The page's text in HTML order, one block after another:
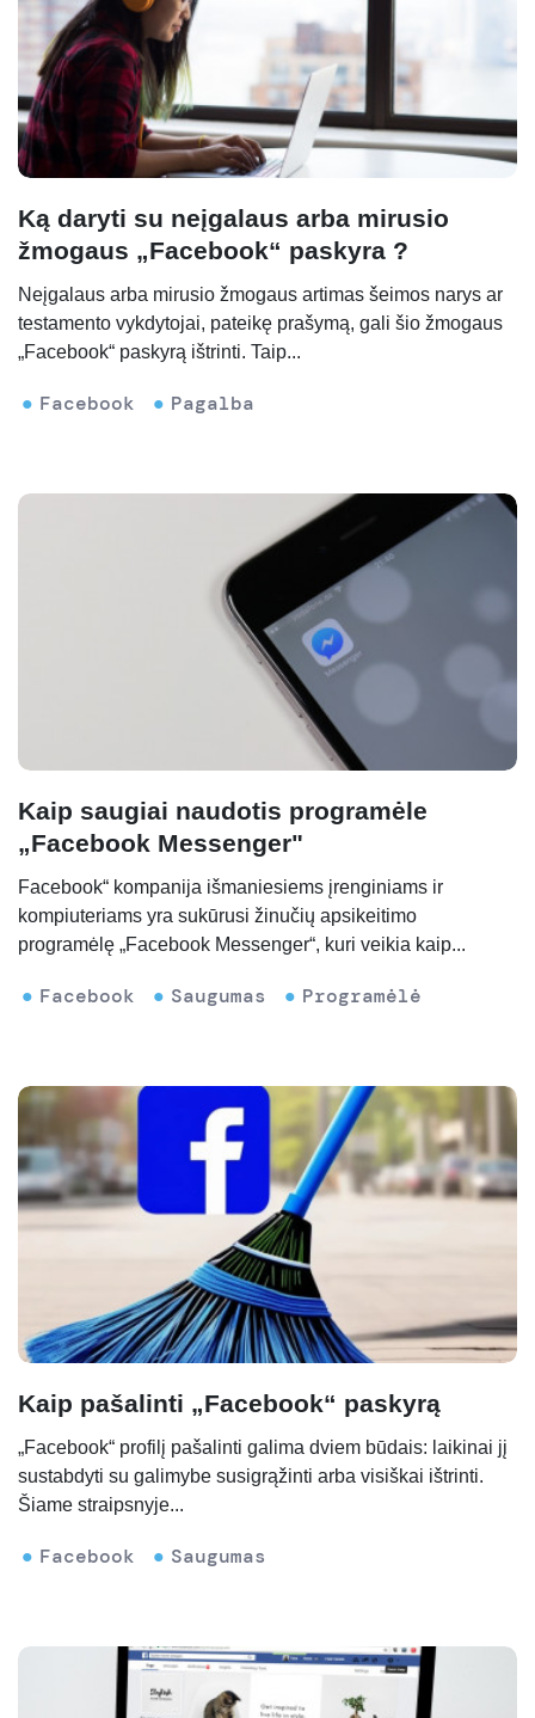
Ką daryti su neįgalaus arba mirusio
žmogaus „Facebook“ paskyra ?
Neįgalaus arba mirusio žmogaus artimas šeimos narys ar
testamento vykdytojai, pateikę prašymą, gali šio žmogaus
„Facebook“ paskyrą ištrinti. Taip...
Facebook Pagalba
Kaip saugiai naudotis programėle
„Facebook Messenger"
Facebook“ kompanija išmaniesiems įrenginiams ir
kompiuteriams yra sukūrusi žinučių apsikeitimo
programėlę „Facebook Messenger“, kuri veikia kaip...
Facebook Saugumas Programėlė
Kaip pašalinti „Facebook“ paskyrą
„Facebook“ profilį pašalinti galima dviem būdais: laikinai jį
sustabdyti su galimybe susigrąžinti arba visiškai ištrinti.
Šiame straipsnyje...
Facebook Saugumas